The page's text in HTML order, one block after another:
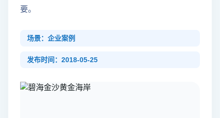
要。
场景：企业案例
发布时间：2018-05-25